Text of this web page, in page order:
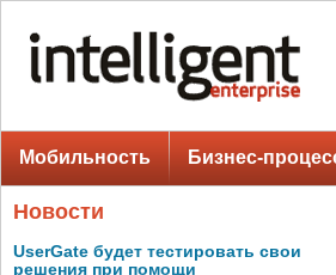
Мобильность Бизнес-
Новости
UserGate будет тестировать свои
решения при помощи